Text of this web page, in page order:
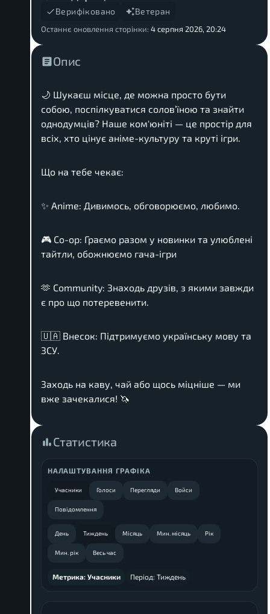
Опис
🌙 Шукаєш місце, де можна просто бути
собою, поспілкуватися солов’їною та знайти
однодумців? Наше ком'юніті — це простір для
всіх, хто цінує аніме-культуру та круті ігри.
Що на тебе чекає:
✨ Anime: Дивимось, обговорюємо, любимо.
🎮 Co-op: Граємо разом у новинки та улюблені
тайтли, обожнюємо гача-ігри
🫶 Community: Знаходь друзів, з якими завжди
є про що потеревенити.
🇺🇦 Внесок: Підтримуємо українську мову та
ЗСУ.
Заходь на каву, чай або щось міцніше — ми
вже зачекалися! 🦄
Статистика
НАЛАШТУВАННЯ ГРАФІКА
Учасники Голоси Перегляди Войси
Повідомлення
День Тиждень Місяць Мин. місяць Рік
Мин. рік Весь час
Метрика: Учасники Період: Тиждень
Верифіковано Ветеран
Останнє оновлення сторінки: 4 серпня 2026, 20:24